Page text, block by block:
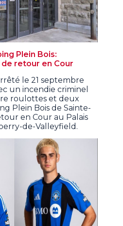
Plein Bois:
retour en Cour
le 21 septembre
un incendie criminel
roulottes et deux
Plein Bois de Sainte-
en Cour au Palais
de-Valleyfield.